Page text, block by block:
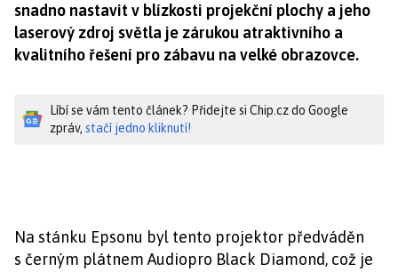
snadno nastavit v blízkosti projekční plochy a jeho
laserový zdroj světla je zárukou atraktivního a
kvalitního řešení pro zábavu na velké obrazovce.
Líbí se vám tento článek? Přidejte si Chip.cz do Google
zpráv, stačí jedno kliknutí!
Na stánku Epsonu byl tento projektor předváděn
s černým plátnem Audiopro Black Diamond, což je